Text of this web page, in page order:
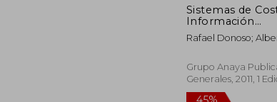
Sistemas de
Información
Económica
Rafael Donoso;
Grupo Anaya
Generales, 2011, 1
Tapa Blanda, Nuevo